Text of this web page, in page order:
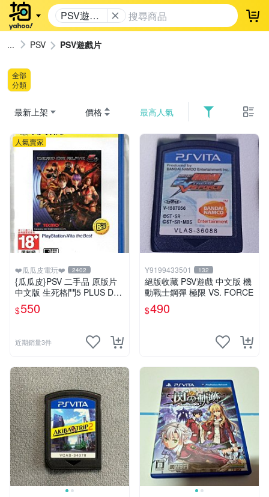
PSV遊戲
片
登
PSV PSV遊戲片
全部
分類
最新上架 價格 最高人氣
人氣賣家
❤️瓜瓜皮電玩❤️ 2402
{瓜瓜皮}PSV 二手品 原版片
中文版 生死格鬥5 PLUS Dea
d or Alive 5(遊戲都有回收)
$550
近期銷量3件
Y9199433501 132
絕版收藏 PSV遊戲 中文版 機
動戰士鋼彈 極限 VS. FORCE
$490